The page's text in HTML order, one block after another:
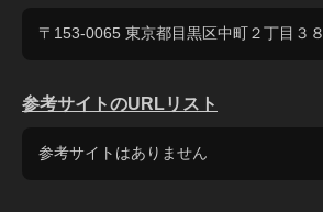
〒153-0065 東京都目黒区中町２丁目３８
参考サイトのURLリスト
参考サイトはありません